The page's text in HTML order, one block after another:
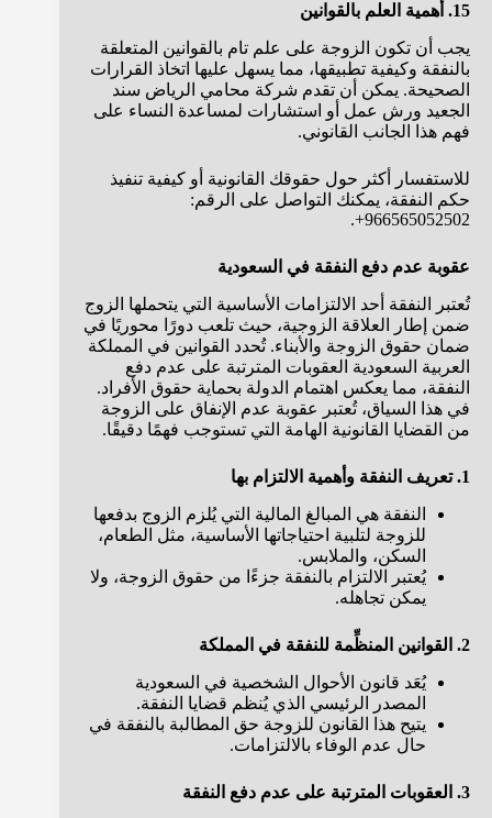
15. أهمية العلم بالقوانين
يجب أن تكون الزوجة على علم تام بالقوانين المتعلقة
بالنفقة وكيفية تطبيقها، مما يسهل عليها اتخاذ القرارات
الصحيحة. يمكن أن تقدم شركة محامي الرياض سند
الجعيد ورش عمل أو استشارات لمساعدة النساء على
فهم هذا الجانب القانوني.
للاستفسار أكثر حول حقوقك القانونية أو كيفية تنفيذ
حكم النفقة، يمكنك التواصل على الرقم:
966565052502+.
عقوبة عدم دفع النفقة في السعودية
تُعتبر النفقة أحد الالتزامات الأساسية التي يتحملها الزوج
ضمن إطار العلاقة الزوجية، حيث تلعب دورًا محوريًا في
ضمان حقوق الزوجة والأبناء. تُحدد القوانين في المملكة
العربية السعودية العقوبات المترتبة على عدم دفع
النفقة، مما يعكس اهتمام الدولة بحماية حقوق الأفراد.
في هذا السياق، تُعتبر عقوبة عدم الإنفاق على الزوجة
من القضايا القانونية الهامة التي تستوجب فهمًا دقيقًا.
1. تعريف النفقة وأهمية الالتزام بها
النفقة هي المبالغ المالية التي يُلزم الزوج بدفعها
للزوجة لتلبية احتياجاتها الأساسية، مثل الطعام،
السكن، والملابس.
يُعتبر الالتزام بالنفقة جزءًا من حقوق الزوجة، ولا
يمكن تجاهله.
2. القوانين المنظِّمة للنفقة في المملكة
يُعَد قانون الأحوال الشخصية في السعودية
المصدر الرئيسي الذي يُنظم قضايا النفقة.
يتيح هذا القانون للزوجة حق المطالبة بالنفقة في
حال عدم الوفاء بالالتزامات.
3. العقوبات المترتبة على عدم دفع النفقة